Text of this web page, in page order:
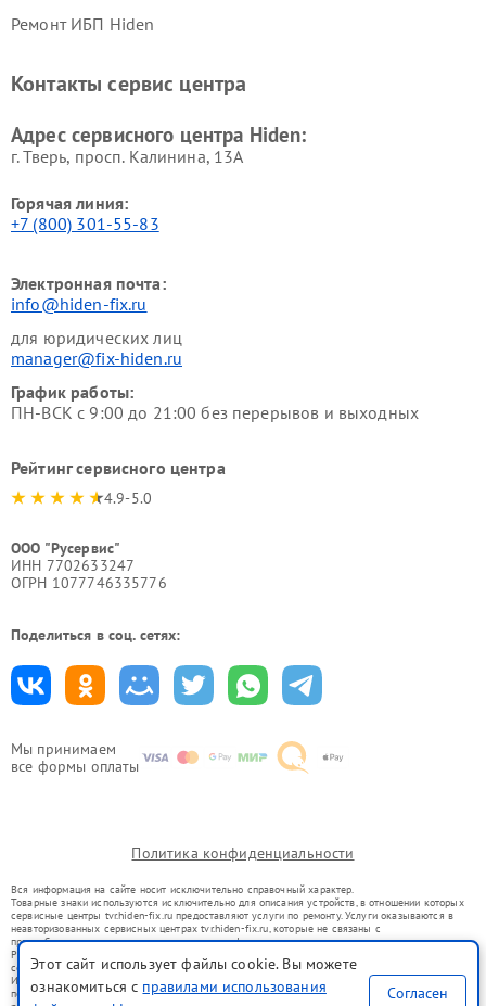
Мы принимаем
все формы оплаты
Ремонт ИБП Hiden
Контакты сервис центра
Адрес сервисного центра Hiden:
г. Тверь, просп. Калинина, 13А
Горячая линия:
+7 (800) 301-55-83
Электронная почта:
info@hiden-fix.ru
для юридических лиц
manager@fix-hiden.ru
График работы:
ПН-ВСК с 9:00 до 21:00 без перерывов и выходных
Рейтинг сервисного центра
4.9-5.0
ООО "Русервис"
ИНН 7702633247
ОГРН 1077746335776
Поделиться в соц. сетях:
Политика конфиденциальности
Вся информация на сайте носит исключительно справочный характер.
Товарные знаки используются исключительно для описания устройств, в отношении которых
сервисные центры tvr.hiden-fix.ru предоставляют услуги по ремонту. Услуги оказываются в
неавторизованных сервисных центрах tvr.hiden-fix.ru, которые не связаны с
правообладателями товарных знаков или их официальными представителями.
Ремонт осуществляется для устройств, уже введенных в гражданский оборот в соответствии
со статьей 1487 ГК РФ.
Использование товарных знаков не преследует цели индивидуализации услуг или введения
потребителей в заблуждение, а служит для информирования о предоставляемых услугах по
Этот сайт использует файлы cookie. Вы можете
ознакомиться с правилами использования
Согласен